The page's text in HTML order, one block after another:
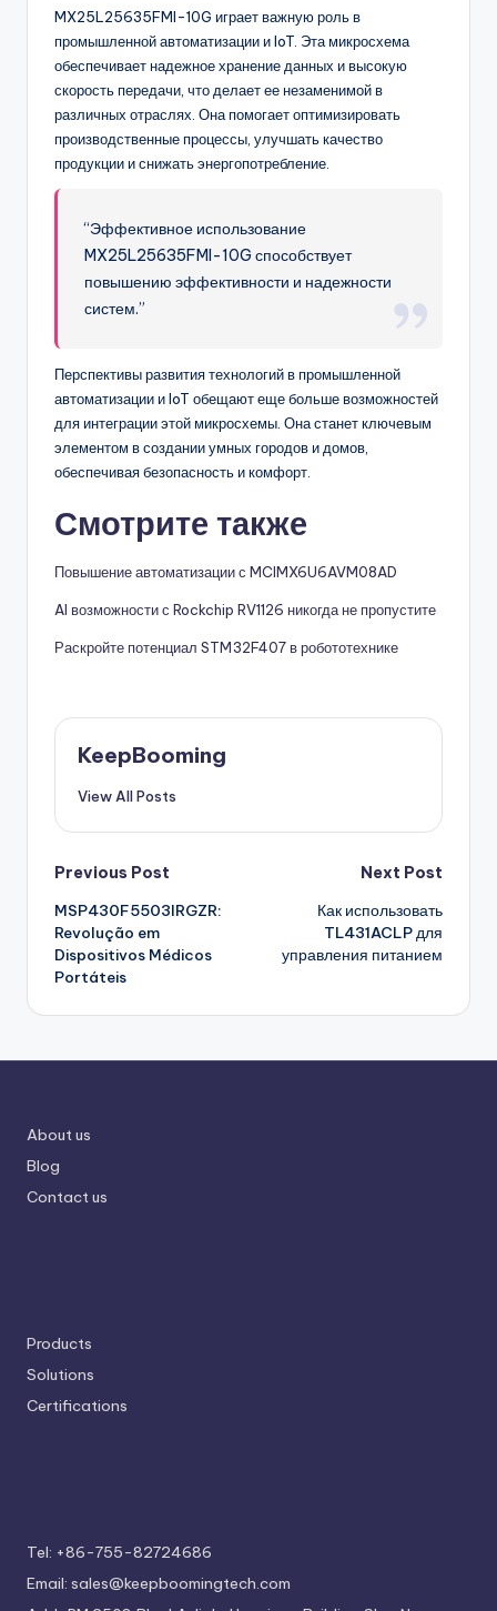
MX25L25635FMI-10G играет важную роль в
промышленной автоматизации и IoT. Эта микросхема
обеспечивает надежное хранение данных и высокую
скорость передачи, что делает ее незаменимой в
различных отраслях. Она помогает оптимизировать
производственные процессы, улучшать качество
продукции и снижать энергопотребление.
“Эффективное использование
MX25L25635FMI-10G способствует
повышению эффективности и надежности
систем.”
Перспективы развития технологий в промышленной
автоматизации и IoT обещают еще больше возможностей
для интеграции этой микросхемы. Она станет ключевым
элементом в создании умных городов и домов,
обеспечивая безопасность и комфорт.
Смотрите также
Повышение автоматизации с MCIMX6U6AVM08AD
AI возможности с Rockchip RV1126 никогда не пропустите
Раскройте потенциал STM32F407 в робототехнике
KeepBooming
View All Posts
Post
navigation
Previous Post
MSP430F5503IRGZR:
Revolução em
Dispositivos Médicos
Portáteis
Next Post
Как использовать
TL431ACLP для
управления питанием
About us
Blog
Contact us
Products
Solutions
Certifications
Tel: +86-755-82724686
Email: sales@keepboomingtech.com